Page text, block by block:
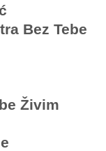
Bez Tebe
Živim